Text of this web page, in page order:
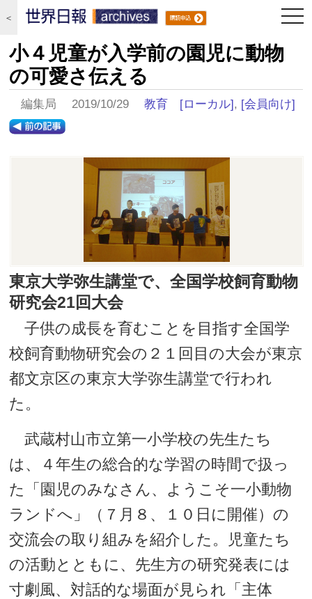
＜
小４児童が入学前の園児に動物
の可愛さ伝える
編集局 2019/10/29教育 [ローカル], [会員向け]
東京大学弥生講堂で、全国学校飼育動物
研究会21回大会
子供の成長を育むことを目指す全国学
校飼育動物研究会の２１回目の大会が東京
都文京区の東京大学弥生講堂で行われ
た。
武蔵村山市立第一小学校の先生たち
は、４年生の総合的な学習の時間で扱っ
た「園児のみなさん、ようこそ一小動物
ランドへ」（７月８、１０日に開催）の
交流会の取り組みを紹介した。児童たち
の活動とともに、先生方の研究発表には
寸劇風、対話的な場面が見られ「主体